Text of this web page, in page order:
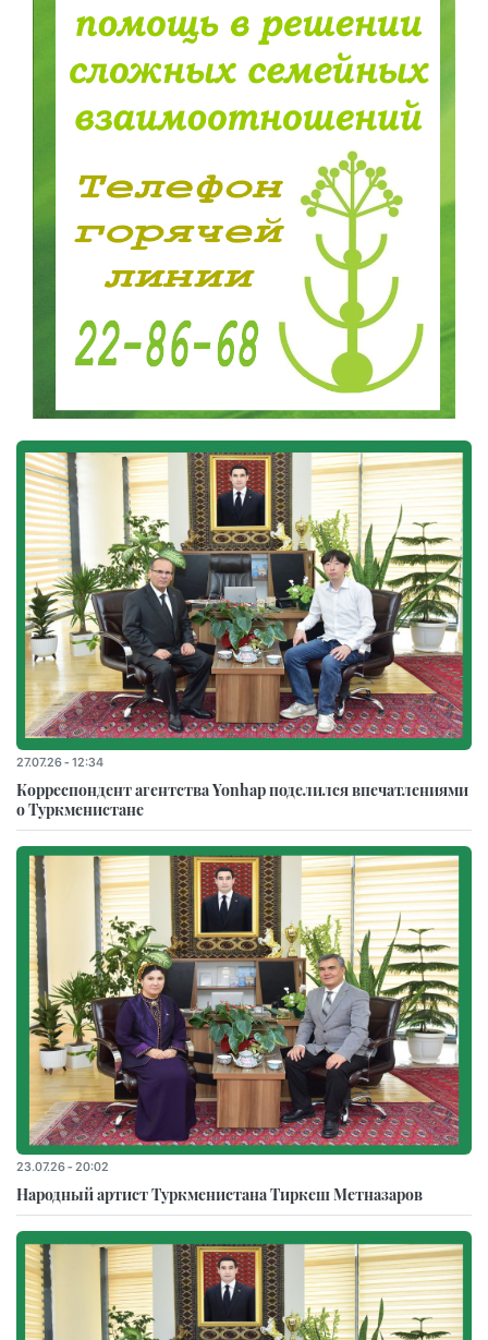
27.07.26 - 12:34
Корреспондент агентства Yonhap поделился впечатлениями
о Туркменистане
23.07.26 - 20:02
Народный артист Туркменистана Тиркеш Мeтназаров